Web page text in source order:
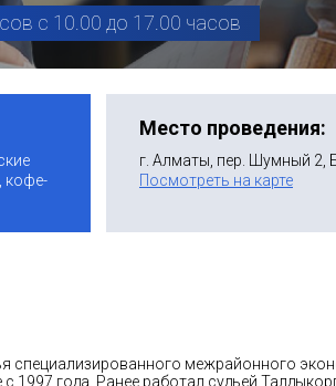
с 10.00 до 17.00 часов
кофе-
Место проведения:
г. Алматы, пер. Шумный 2,
Посмотреть на карте
специализированного межрайонного
1997 года. Ранее работал судьей